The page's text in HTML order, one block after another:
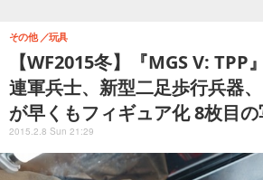
【WF2015冬】『MGS V: TPP
連軍兵士、新型二足歩行兵器
が早くもフィギュア化 8枚目
その他 玩具
2015.2.8 Sun 21:29